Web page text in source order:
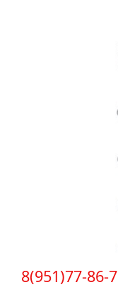
8(951)77-86-